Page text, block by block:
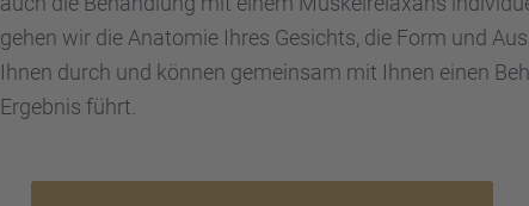
gehen wir die Anato­mie Ihres Gesichts, die Form und
Ihnen durch und können gemein­sam mit Ihnen einen
Ergeb­nis führt.